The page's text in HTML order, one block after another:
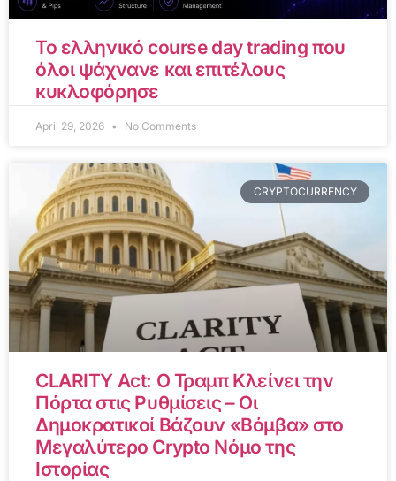
Το ελληνικό course day trading που
όλοι ψάχνανε και επιτέλους
κυκλοφόρησε
April 29, 2026 No Comments
CRYPTOCURRENCY
CLARITY Act: Ο Τραμπ Κλείνει την
Πόρτα στις Ρυθμίσεις – Οι
Δημοκρατικοί Βάζουν «Βόμβα» στο
Μεγαλύτερο Crypto Νόμο της
Ιστορίας